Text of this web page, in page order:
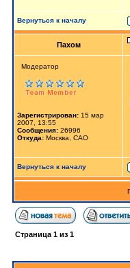
Вернуться к началу
Пахом
Мoдератор
Зарегистрирован: 15 мар
2007, 13:55
Сообщения: 26996
Откуда: Москва, САО
Вернуться к началу
Страница 1 из 1